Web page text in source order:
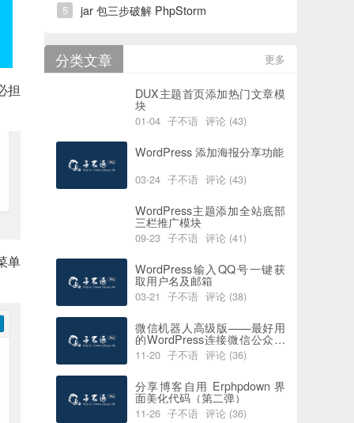
担
单
5 jar 包三步破解 PhpStorm
更多
分类文章
DUX主题首页添加热门文章模
块
01-04 子不语 评论 (43)
WordPress 添加海报分享功能
03-24 子不语 评论 (43)
WordPress主题添加全站底部
三栏推广模块
09-23 子不语 评论 (41)
WordPress输入QQ号一键获
取用户名及邮箱
03-21 子不语 评论 (38)
微信机器人高级版——最好用
的WordPress连接微信公众号
插件
11-20 子不语 评论 (36)
分享博客自用 Erphpdown 界
面美化代码（第二弹）
11-26 子不语 评论 (36)